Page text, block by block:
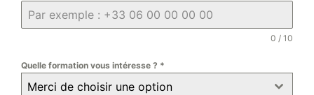
0 / 10
Quelle formation vous intéresse ? *
Merci de choisir une option